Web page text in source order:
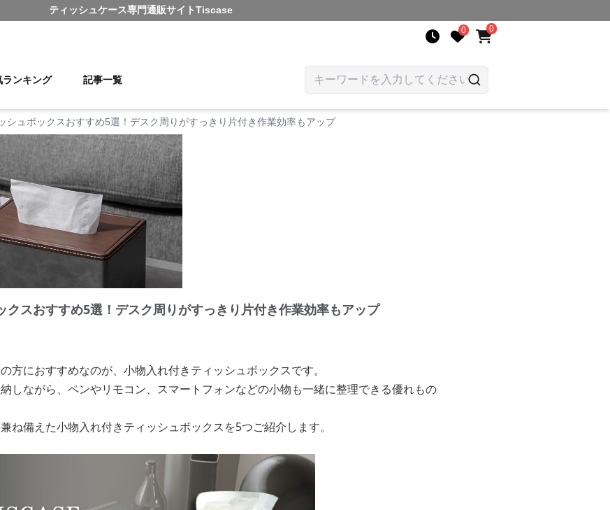
ティッシュケース専門通販サイトTiscase
0 0
ランキング 記事一覧
シュボックスおすすめ5選！デスク周りがすっきり片付き作業効率もアップ
クスおすすめ5選！デスク周りがすっきり片付き作業効率もアップ
方におすすめなのが、小物入れ付きティッシュボックスです。
しながら、ペンやリモコン、スマートフォンなどの小物も一緒に整理できる優れもの
ね備えた小物入れ付きティッシュボックスを5つご紹介します。